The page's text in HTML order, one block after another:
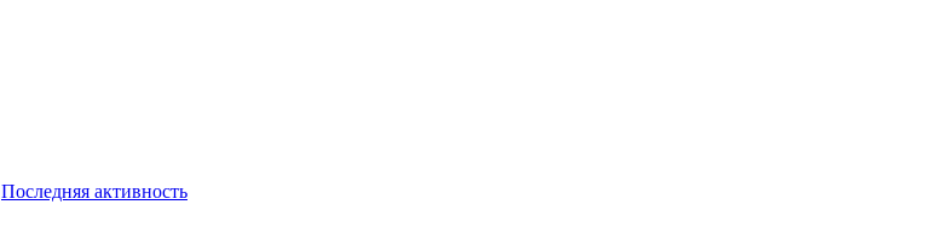
Последняя активность